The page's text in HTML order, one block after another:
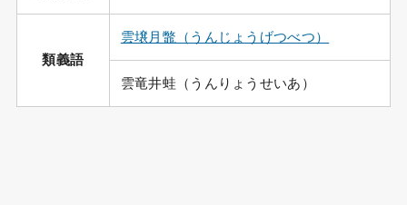
類義語
雲壌月鼈（うんじょうげつべつ）
雲竜井蛙（うんりょうせいあ）